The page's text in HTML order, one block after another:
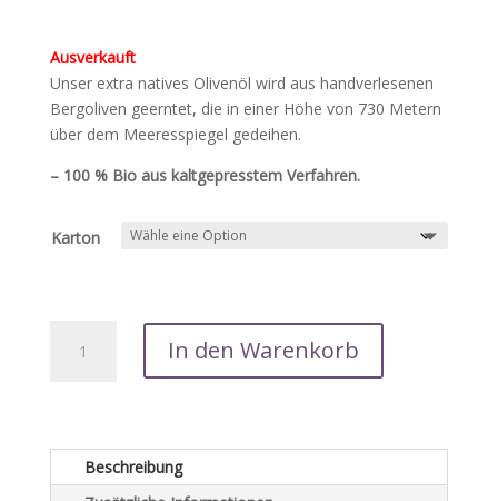
Ausverkauft
Unser extra natives Olivenöl wird aus handverlesenen
Bergoliven geerntet, die in einer Höhe von 730 Metern
über dem Meeresspiegel gedeihen.
– 100 % Bio aus kaltgepresstem Verfahren.
Karton
Premium
500ml
Bio
In den Warenkorb
Beschreibung